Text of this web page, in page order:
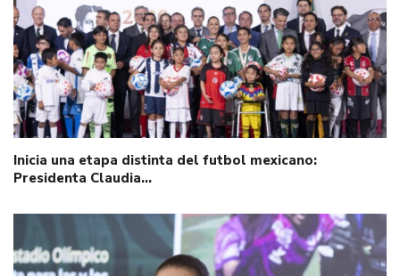
Inicia una etapa distinta del futbol mexicano:
Presidenta Claudia…